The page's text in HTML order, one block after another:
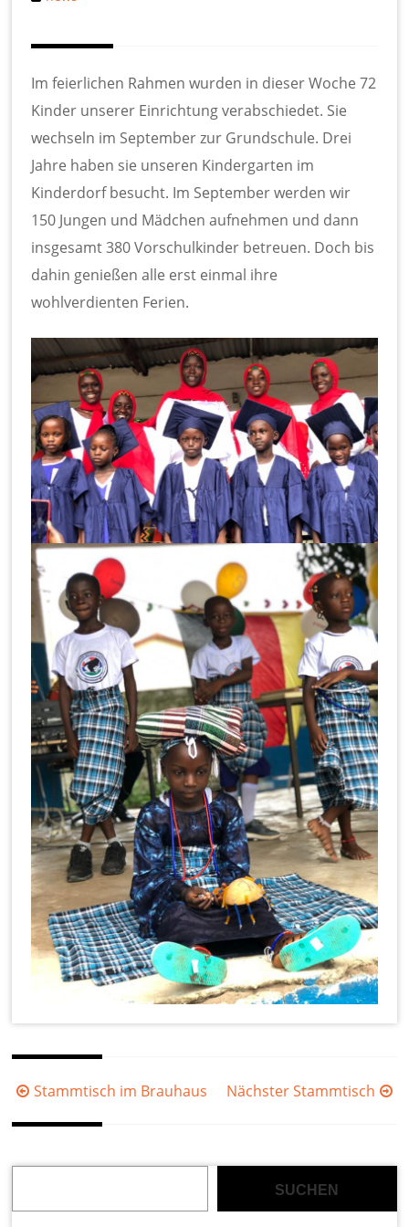
Im feierlichen Rahmen wurden in dieser Woche 72
Kinder unserer Einrichtung verabschiedet. Sie
wechseln im September zur Grundschule. Drei
Jahre haben sie unseren Kindergarten im
Kinderdorf besucht. Im September werden wir
150 Jungen und Mädchen aufnehmen und dann
insgesamt 380 Vorschulkinder betreuen. Doch bis
dahin genießen alle erst einmal ihre
wohlverdienten Ferien.
Beitragsnavigation
Stammtisch im Brauhaus Nächster Stammtisch
SUCHEN